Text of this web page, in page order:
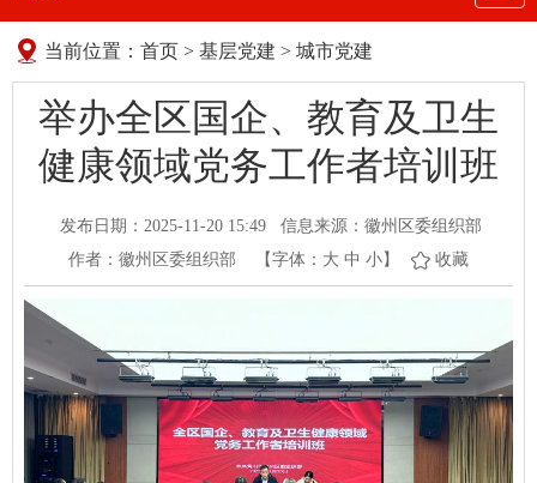
航
当前位置： 首页 > 基层党建 > 城市党建
举办全区国企、教育及卫生
健康领域党务工作者培训班
发布日期：2025-11-20 15:49
信息来源：徽州区委组织部
作者：徽州区委组织部
【字体： 大 中 小】 收藏